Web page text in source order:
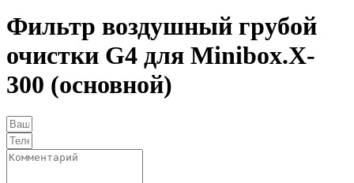
Фильтр воздушный грубой
очистки G4 для Minibox.X-
300 (основной)